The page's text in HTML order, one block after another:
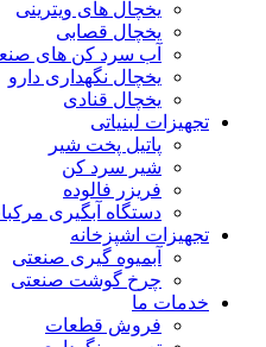
یخچال های ویترینی
یخچال قصابی
آب سرد کن های
یخچال نگهداری دارو
یخچال قنادی
تجهیزات لبنیاتی
پاتیل پخت شیر
شیر سرد کن
فریزر فالوده
دستگاه آبگیری
تجهیزات اشپزخانه
آبمیوه گیری صنعتی
چرخ گوشت صنعتی
خدمات ما
فروش قطعات